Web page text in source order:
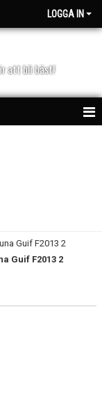
LOGGA IN
att bli bäst!
Guif F2013 2